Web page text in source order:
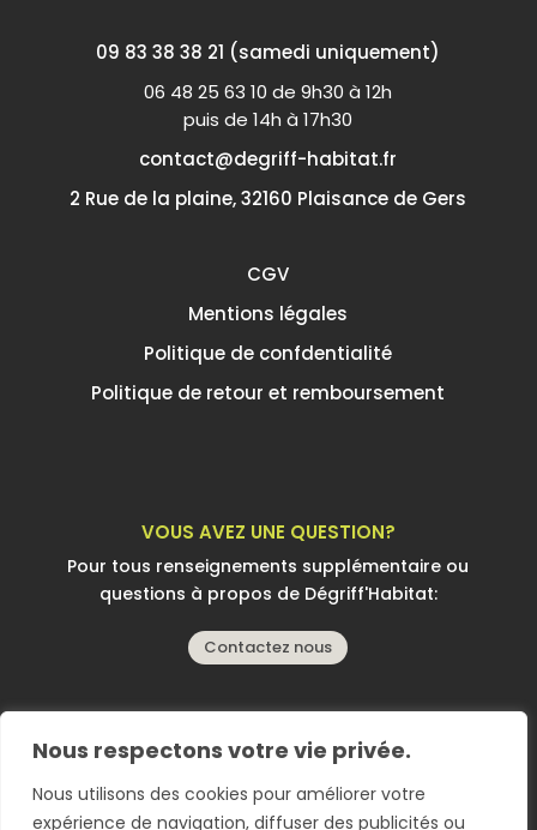
Nous respectons votre vie privée.
Nous utilisons des cookies pour améliorer votre
expérience de navigation, diffuser des publicités ou
09 83 38 38 21 (samedi uniquement)
06 48 25 63 10 de 9h30 à 12h
puis de 14h à 17h30
contact@degriff-habitat.fr
2 Rue de la plaine, 32160 Plaisance de Gers
CGV
Mentions légales
Politique de confdentialité
Politique de retour et remboursement
VOUS AVEZ UNE QUESTION?
Pour tous renseignements supplémentaire ou
questions à propos de Dégriff'Habitat:
Contactez nous
Stéphane Soffiati | 2s Créations Web